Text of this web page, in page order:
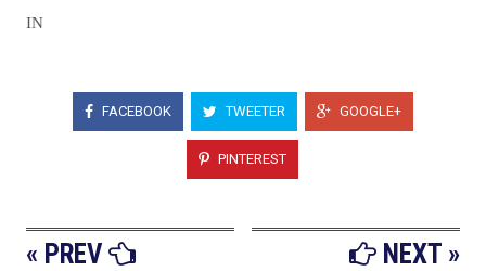
IN
FACEBOOK TWEETER GOOGLE+
PINTEREST
« PREV NEXT »